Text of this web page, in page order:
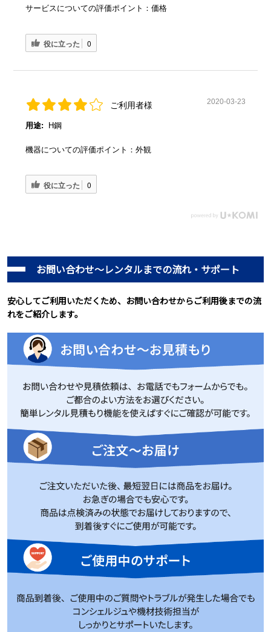
サービスについての評価ポイント：価格
役に立った 0
ご利用者様 2020-03-23
用途: H鋼
機器についての評価ポイント：外観
役に立った 0
お問い合わせ～レンタルまでの流れ・サポート
安心してご利用いただくため、お問い合わせからご利用後までの流
れをご紹介します。